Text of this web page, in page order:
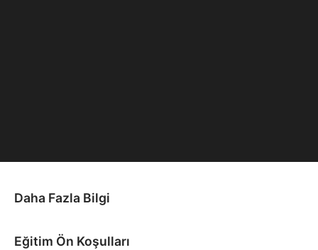
Daha Fazla Bilgi
Eğitim Ön Koşulları